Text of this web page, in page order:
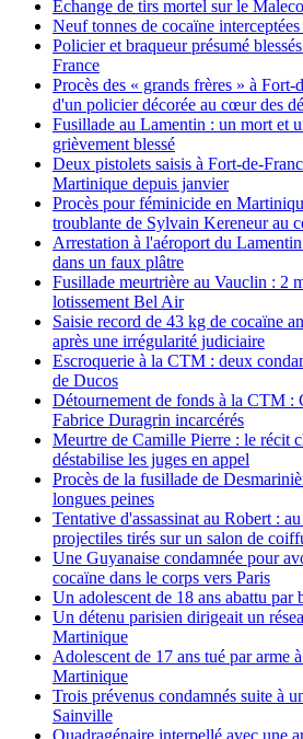
Échange de tirs mortel sur le
Neuf tonnes de cocaïne
Policier et braqueur présumé
France
Procès des « grands frères » à Fort-
d'un policier décorée au cœur des
Fusillade au Lamentin : un mort et
grièvement blessé
Deux pistolets saisis à Fort-de-
Martinique depuis janvier
Procès pour féminicide en
troublante de Sylvain Kereneur au
Arrestation à l'aéroport du
dans un faux plâtre
Fusillade meurtrière au Vauclin : 2
lotissement Bel Air
Saisie record de 43 kg de cocaïne
après une irrégularité judiciaire
Escroquerie à la CTM : deux
de Ducos
Détournement de fonds à la CTM :
Fabrice Duragrin incarcérés
Meurtre de Camille Pierre : le récit
déstabilise les juges en appel
Procès de la fusillade de
longues peines
Tentative d'assassinat au Robert :
projectiles tirés sur un salon de
Une Guyanaise condamnée pour
cocaïne dans le corps vers Paris
Un adolescent de 18 ans abattu par
Un détenu parisien dirigeait un
Martinique
Adolescent de 17 ans tué par arme
Martinique
Trois prévenus condamnés suite à
Sainville
Quadragénaire interpellé avec une